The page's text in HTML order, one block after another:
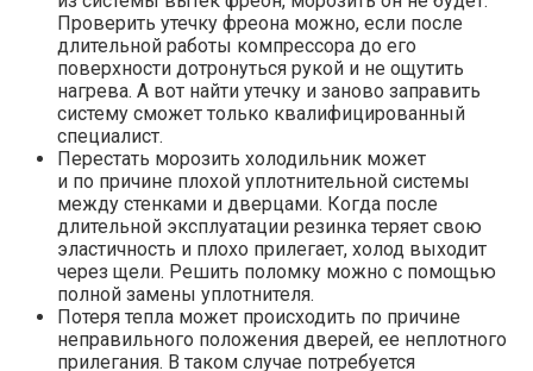
Проверить утечку фреона можно, если после
длительной работы компрессора до его
поверхности дотронуться рукой и не ощутить
нагрева. А вот найти утечку и заново заправить
систему сможет только квалифицированный
специалист.
Перестать морозить холодильник может
и по причине плохой уплотнительной системы
между стенками и дверцами. Когда после
длительной эксплуатации резинка теряет свою
эластичность и плохо прилегает, холод выходит
через щели. Решить поломку можно с помощью
полной замены уплотнителя.
Потеря тепла может происходить по причине
неправильного положения дверей, ее неплотного
прилегания. В таком случае потребуется